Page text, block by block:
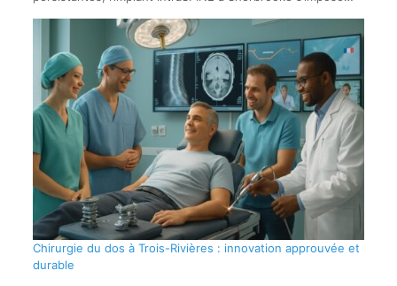
Chirurgie du dos à Trois-Rivières : innovation approuvée et
durable